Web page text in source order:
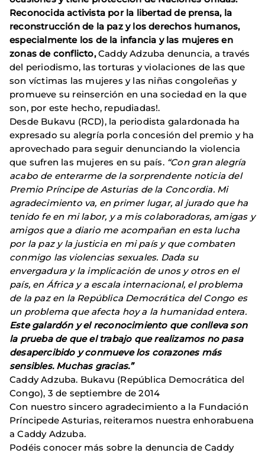
Reconocida activista por la libertad de prensa, la
reconstrucción de la paz y los derechos humanos,
especialmente los de la infancia y las mujeres en
zonas de conflicto,Caddy Adzuba denuncia, a través
del periodismo, las torturas y violaciones de las que
son víctimas las mujeres y las niñas congoleñas y
promueve su reinserción en una sociedad en la que
son, por este hecho, repudiadas!.
Desde Bukavu (RCD), la periodista galardonada ha
expresado su alegría porla concesión del premio y ha
aprovechado para seguir denunciando la violencia
que sufren las mujeres en su país. “Con gran alegría
acabo de enterarme de la sorprendente noticia del
Premio Príncipe de Asturias de la Concordia. Mi
agradecimiento va, en primer lugar, al jurado que ha
tenido fe en mi labor, y a mis colaboradoras, amigas y
amigos que a diario me acompañan en esta lucha
por la paz y la justicia en mi país y que combaten
conmigo las violencias sexuales. Dada su
envergadura y la implicación de unos y otros en el
país, en África y a escala internacional, el problema
de la paz en la República Democrática del Congo es
un problema que afecta hoy a la humanidad entera.
Este galardón y el reconocimiento que conlleva son
la prueba de que el trabajo que realizamos no pasa
desapercibido y conmueve los corazones más
sensibles. Muchas gracias.”
Caddy Adzuba. Bukavu (República Democrática del
Congo), 3 de septiembre de 2014
Con nuestro sincero agradecimiento a la Fundación
Príncipede Asturias, reiteramos nuestra enhorabuena
a Caddy Adzuba.
Podéis conocer más sobre la denuncia de Caddy